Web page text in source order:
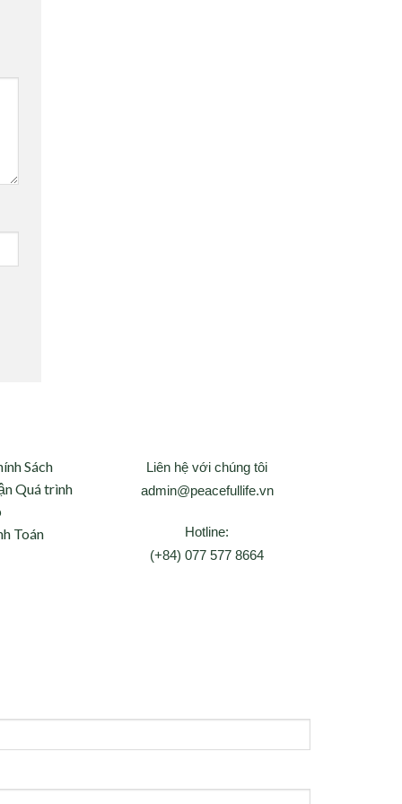
Sách
Quá trình
Toán
Liên hệ với chúng tôi
admin@peacefullife.vn
Hotline:
(+84) 077 577 8664